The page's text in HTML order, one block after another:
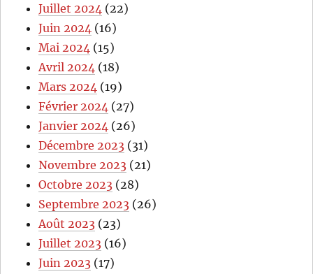
Juillet 2024 (22)
Juin 2024 (16)
Mai 2024 (15)
Avril 2024 (18)
Mars 2024 (19)
Février 2024 (27)
Janvier 2024 (26)
Décembre 2023 (31)
Novembre 2023 (21)
Octobre 2023 (28)
Septembre 2023 (26)
Août 2023 (23)
Juillet 2023 (16)
Juin 2023 (17)